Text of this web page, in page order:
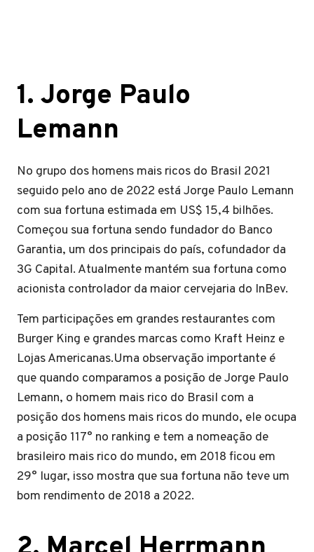
1. Jorge Paulo
Lemann
No grupo dos homens mais ricos do Brasil 2021
seguido pelo ano de 2022 está Jorge Paulo Lemann
com sua fortuna estimada em US$ 15,4 bilhões.
Começou sua fortuna sendo fundador do Banco
Garantia, um dos principais do país, cofundador da
3G Capital. Atualmente mantém sua fortuna como
acionista controlador da maior cervejaria do InBev.
Tem participações em grandes restaurantes com
Burger King e grandes marcas como Kraft Heinz e
Lojas Americanas.Uma observação importante é
que quando comparamos a posição de Jorge Paulo
Lemann, o homem mais rico do Brasil com a
posição dos homens mais ricos do mundo, ele ocupa
a posição 117° no ranking e tem a nomeação de
brasileiro mais rico do mundo, em 2018 ficou em
29° lugar, isso mostra que sua fortuna não teve um
bom rendimento de 2018 a 2022.